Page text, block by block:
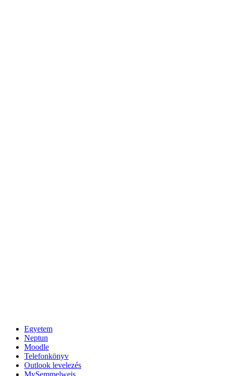
Egyetem
Neptun
Moodle
Telefonkönyv
Outlook levelezés
MySemmelweis